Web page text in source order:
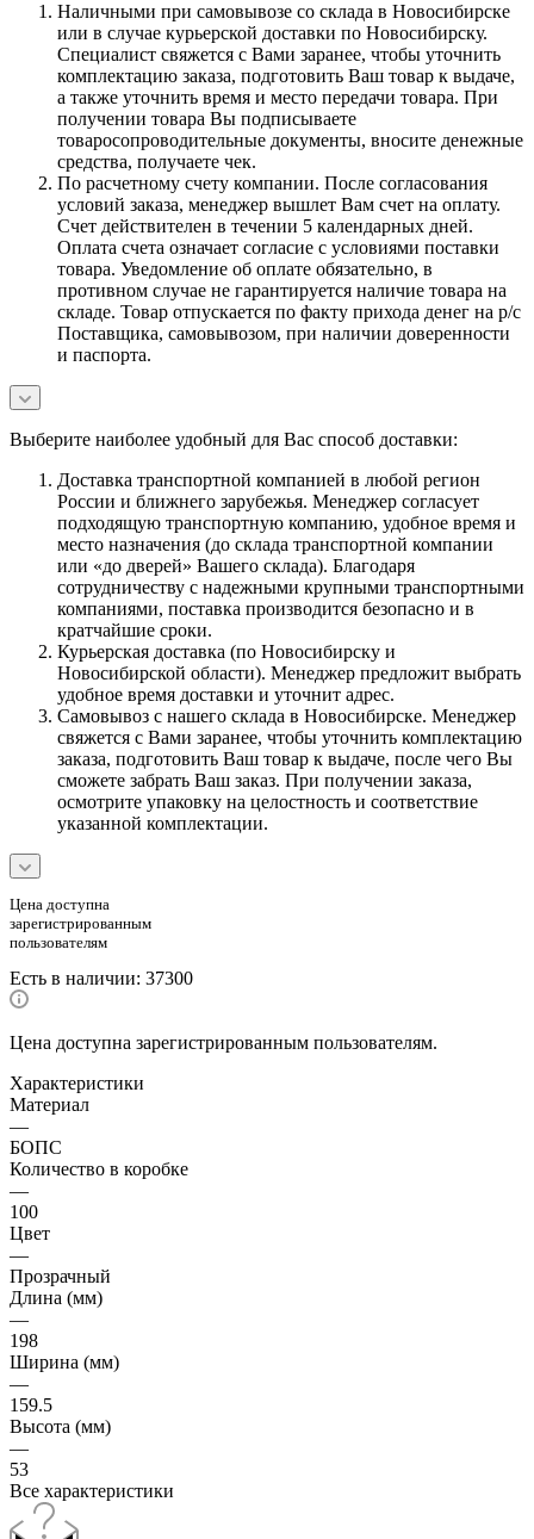
Наличными при самовывозе со склада в Новосибирске
или в случае курьерской доставки по Новосибирску.
Специалист свяжется с Вами заранее, чтобы уточнить
комплектацию заказа, подготовить Ваш товар к выдаче,
а также уточнить время и место передачи товара. При
получении товара Вы подписываете
товаросопроводительные документы, вносите денежные
средства, получаете чек.
По расчетному счету компании. После согласования
условий заказа, менеджер вышлет Вам счет на оплату.
Счет действителен в течении 5 календарных дней.
Оплата счета означает согласие с условиями поставки
товара. Уведомление об оплате обязательно, в
противном случае не гарантируется наличие товара на
складе. Товар отпускается по факту прихода денег на р/с
Поставщика, самовывозом, при наличии доверенности
и паспорта.
Выберите наиболее удобный для Вас способ доставки:
Доставка транспортной компанией в любой регион
России и ближнего зарубежья. Менеджер согласует
подходящую транспортную компанию, удобное время и
место назначения (до склада транспортной компании
или «до дверей» Вашего склада). Благодаря
сотрудничеству с надежными крупными транспортными
компаниями, поставка производится безопасно и в
кратчайшие сроки.
Курьерская доставка (по Новосибирску и
Новосибирской области). Менеджер предложит выбрать
удобное время доставки и уточнит адрес.
Самовывоз с нашего склада в Новосибирске. Менеджер
свяжется с Вами заранее, чтобы уточнить комплектацию
заказа, подготовить Ваш товар к выдаче, после чего Вы
сможете забрать Ваш заказ. При получении заказа,
осмотрите упаковку на целостность и соответствие
указанной комплектации.
Цена доступна
зарегистрированным
пользователям
Есть в наличии: 37300
Цена доступна зарегистрированным пользователям.
Характеристики
Материал
—
БОПС
Количество в коробке
—
100
Цвет
—
Прозрачный
Длина (мм)
—
198
Ширина (мм)
—
159.5
Высота (мм)
—
53
Все характеристики